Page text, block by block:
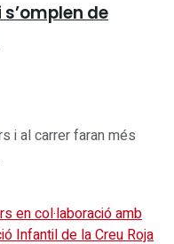
s’omplen de
i al carrer faran més